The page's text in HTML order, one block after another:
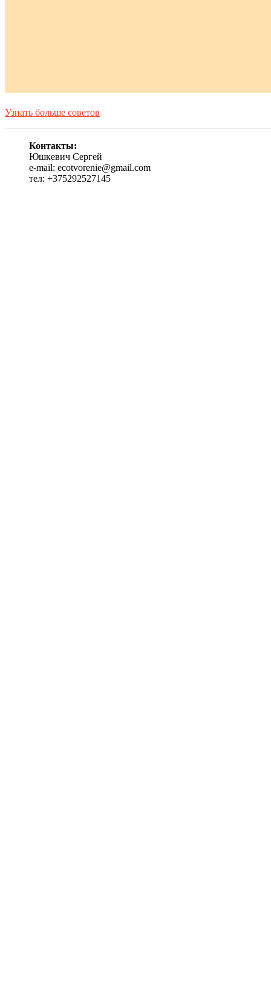
Узнать больше советов
Контакты:
Юшкевич Сергей
e-mail: ecotvorenie@gmail.com
тел: +375292527145